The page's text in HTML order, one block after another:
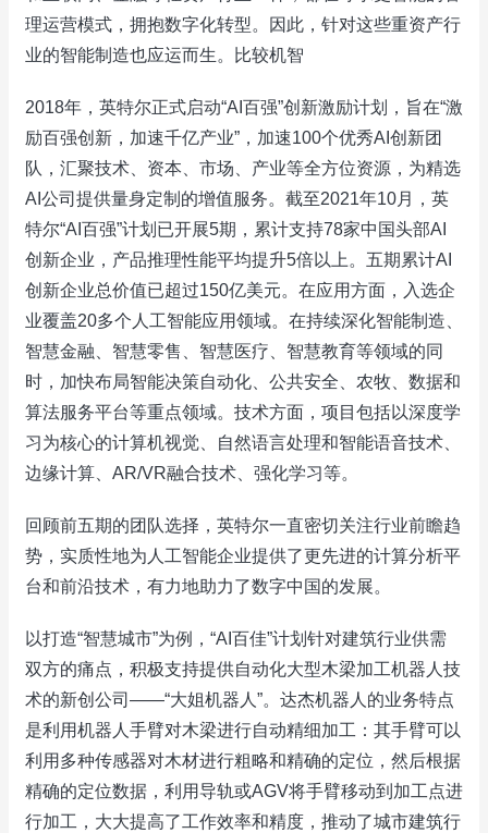
理运营模式，拥抱数字化转型。因此，针对这些重资产行
业的智能制造也应运而生。比较机智
2018年，英特尔正式启动“AI百强”创新激励计划，旨在“激
励百强创新，加速千亿产业”，加速100个优秀AI创新团
队，汇聚技术、资本、市场、产业等全方位资源，为精选
AI公司提供量身定制的增值服务。截至2021年10月，英
特尔“AI百强”计划已开展5期，累计支持78家中国头部AI
创新企业，产品推理性能平均提升5倍以上。五期累计AI
创新企业总价值已超过150亿美元。在应用方面，入选企
业覆盖20多个人工智能应用领域。在持续深化智能制造、
智慧金融、智慧零售、智慧医疗、智慧教育等领域的同
时，加快布局智能决策自动化、公共安全、农牧、数据和
算法服务平台等重点领域。技术方面，项目包括以深度学
习为核心的计算机视觉、自然语言处理和智能语音技术、
边缘计算、AR/VR融合技术、强化学习等。
回顾前五期的团队选择，英特尔一直密切关注行业前瞻趋
势，实质性地为人工智能企业提供了更先进的计算分析平
台和前沿技术，有力地助力了数字中国的发展。
以打造“智慧城市”为例，“AI百佳”计划针对建筑行业供需
双方的痛点，积极支持提供自动化大型木梁加工机器人技
术的新创公司——“大姐机器人”。达杰机器人的业务特点
是利用机器人手臂对木梁进行自动精细加工：其手臂可以
利用多种传感器对木材进行粗略和精确的定位，然后根据
精确的定位数据，利用导轨或AGV将手臂移动到加工点进
行加工，大大提高了工作效率和精度，推动了城市建筑行